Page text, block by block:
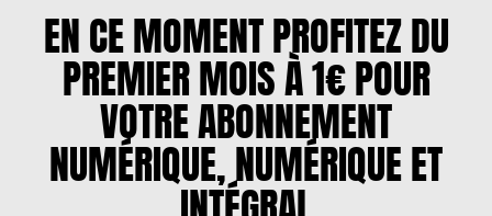
EN CE MOMENT PROFITEZ DU
PREMIER MOIS À 1€ POUR
VOTRE ABONNEMENT
NUMÉRIQUE, NUMÉRIQUE ET